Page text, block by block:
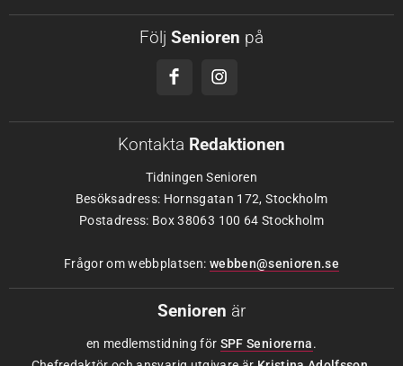
Följ Senioren på
Kontakta Redaktionen
Tidningen Senioren
Besöksadress: Hornsgatan 172, Stockholm
Postadress: Box 38063 100 64 Stockholm
Frågor om webbplatsen: webben@senioren.se
Senioren är
en medlemstidning för SPF Seniorerna.